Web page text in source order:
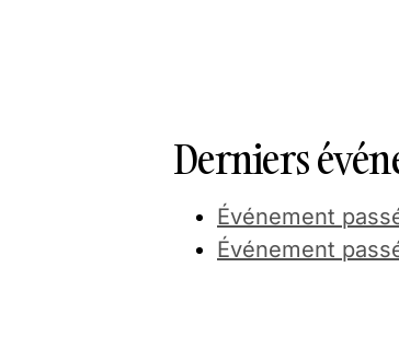
Derniers
Événement
Événement